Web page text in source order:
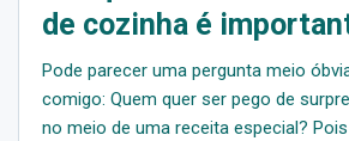
de cozinha é
Pode parecer uma pergunta meio
comigo: Quem quer ser pego de
no meio de uma receita especial?